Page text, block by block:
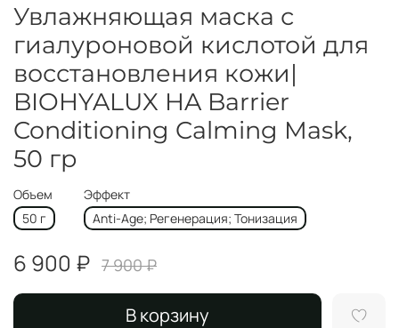
Увлажняющая маска с
гиалуроновой кислотой для
восстановления кожи|
BIOHYALUX HA Barrier
Conditioning Calming Mask,
50 гр
Объем
50 г
Эффект
Anti-Age; Регенерация; Тонизация
6 900 ₽ 7 900 ₽
В корзину